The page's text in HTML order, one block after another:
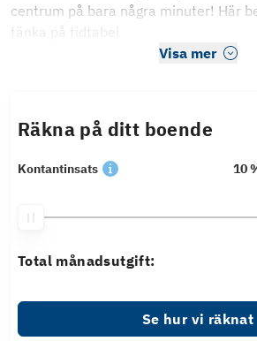
centrum på bara några minuter! Här
tänka på tidtabel
Visa mer
Räkna på ditt boende
Kontantinsats 10
Total månadsutgift:
Se hur vi räknat